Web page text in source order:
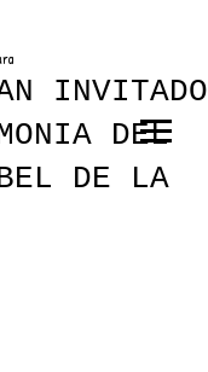
NOSOTROS
TOP
INVITADO
DEL
DE LA